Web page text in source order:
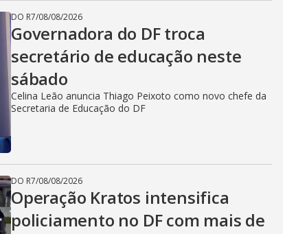
DO R7/08/08/2026
Governadora do DF troca
secretário de educação neste
sábado
Celina Leão anuncia Thiago Peixoto como novo chefe da
Secretaria de Educação do DF
DO R7/08/08/2026
Operação Kratos intensifica
policiamento no DF com mais de